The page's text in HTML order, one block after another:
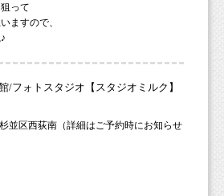
って
ますので、
/フォトスタジオ【スタジオミルク】
並区西荻南（詳細はご予約時にお知らせ